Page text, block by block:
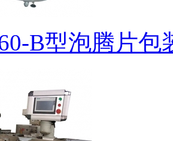
B型泡腾片包